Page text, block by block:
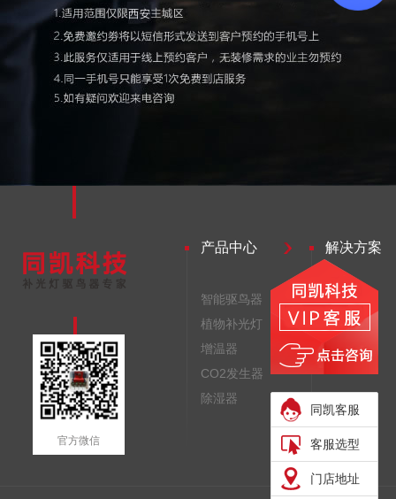
官方微信
产品中心
智能驱鸟器
植物补光灯
增温器
CO2发生器
除湿器
解决方案
驱鸟器
补光灯
增温器
同凯客服
客服选型
门店地址